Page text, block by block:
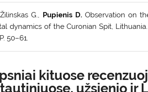
G., Pupienis D.Observation on
dynamics of the Curonian Spit, Lithuania.
50–61.
kituose
užsienio ir